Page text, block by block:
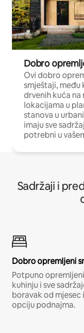
Dobro
Ovi dobro
smještaji, među
drvenih kuća na
lokacijama u
stanova u
imaju sve
potrebni u
Sadržaji i
Dobro opremljeni
Potpuno
kuhinju i sve
boravak od mjesec
opciju podnajma.